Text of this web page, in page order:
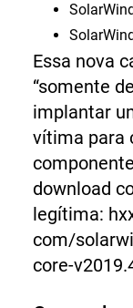
Essa nova
“somente
implantar
vítima para
download
legítima:
com/
core-